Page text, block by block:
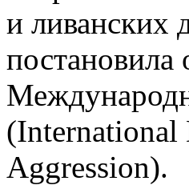
и ливанских
постановила
Aggression).